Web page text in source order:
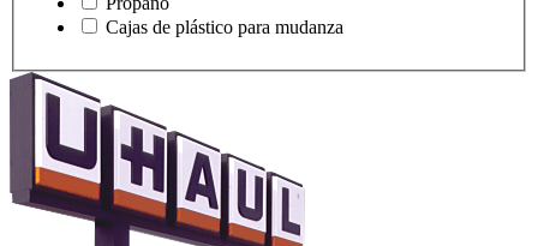
Cajas de plástico para mudanza